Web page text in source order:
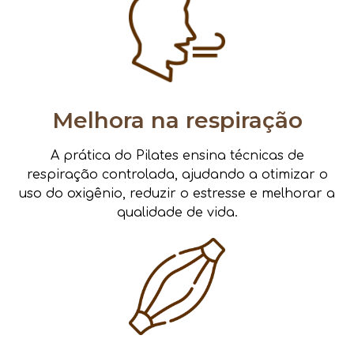
Melhora na respiração
A prática do Pilates ensina técnicas de
respiração controlada, ajudando a otimizar o
uso do oxigênio, reduzir o estresse e melhorar a
qualidade de vida.